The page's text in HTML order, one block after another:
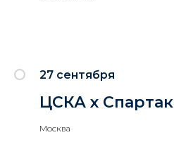
27 сентября
ЦСКА х Спартак
Москва